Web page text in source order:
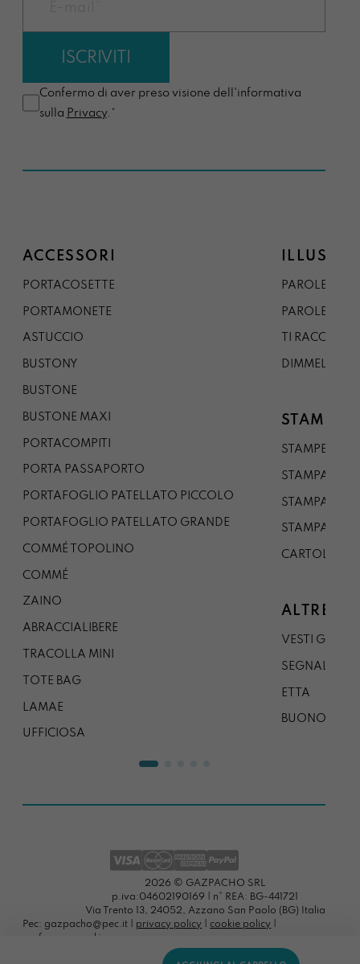
Confermo di aver preso visione dell'informativa
sulla Privacy.*
ACCESSORI
PORTACOSETTE
PORTAMONETE
ASTUCCIO
BUSTONY
BUSTONE
BUSTONE MAXI
PORTACOMPITI
PORTA PASSAPORTO
PORTAFOGLIO PATELLATO PICCOLO
PORTAFOGLIO PATELLATO GRANDE
COMMÉ TOPOLINO
COMMÉ
ZAINO
ABRACCIALIBERE
TRACOLLA MINI
TOTE BAG
LAMAE
UFFICIOSA
PAROLE DAL
PAROLE DA
TI
DIMMELO
STAMPE
STAMPE A5
STAMPA A3
STAMPA A1
STAMPA A0
CARTOLINA
ALTRE
VESTI
SEGNALIBRO
ETTA
BUONO
2026 © GAZPACHO SRL
p.iva:04602190169 | n° REA: BG-441721
Via Trento 13, 24052, Azzano San Paolo (BG) Italia
Pec: gazpacho@pec.it | privacy policy cookie policy
preferenze cookies